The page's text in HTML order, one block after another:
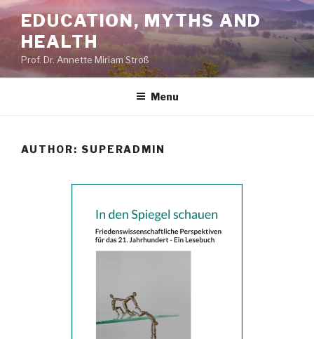
Skip
content
EDUCATION, MYTHS AND
HEALTH
Prof. Dr. Annette Miriam Stroß
Menu
AUTHOR: SUPERADMIN